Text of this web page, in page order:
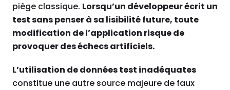
piège classique. Lorsqu’un développeur écrit un
test sans penser à sa lisibilité future, toute
modification de l’application risque de
provoquer des échecs artificiels.
L’utilisation de données test inadéquates
constitue une autre source majeure de faux